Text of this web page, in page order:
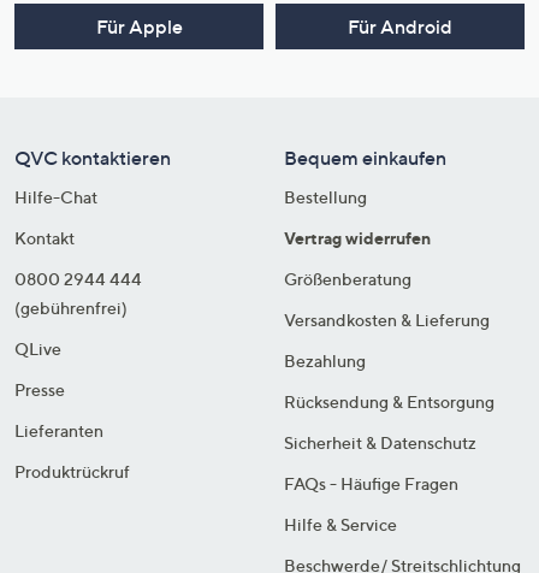
Für Apple Für Android
QVC kontaktieren
Hilfe-Chat
Kontakt
0800 2944 444
(gebührenfrei)
QLive
Presse
Lieferanten
Produktrückruf
Bequem einkaufen
Bestellung
Vertrag widerrufen
Größenberatung
Versandkosten & Lieferung
Bezahlung
Rücksendung & Entsorgung
Sicherheit & Datenschutz
FAQs - Häufige Fragen
Hilfe & Service
Beschwerde/ Streitschlichtung